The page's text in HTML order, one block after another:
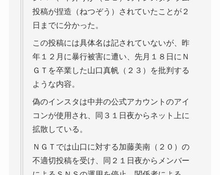
投稿が捏造（ねつぞう）されていたことが２
日までに分かった。
この投稿には具体名は記されていないが、昨
年１２月に暴行被害に遭い、先月１８日にＮ
ＧＴを卒業した山口真帆（２３）を批判する
ような内容。
偽のインスタは中井の公式アカウントのアイ
コンが使用され、同３１日夜からネット上に
拡散している。
ＮＧＴでは山口に対する加藤美南（２０）の
不適切投稿を受け、同２１日夜からメンバー